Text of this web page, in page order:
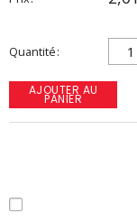
Quantité
AJOUTER AU
PANIER